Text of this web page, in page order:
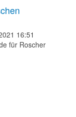
16:51
für Roscher